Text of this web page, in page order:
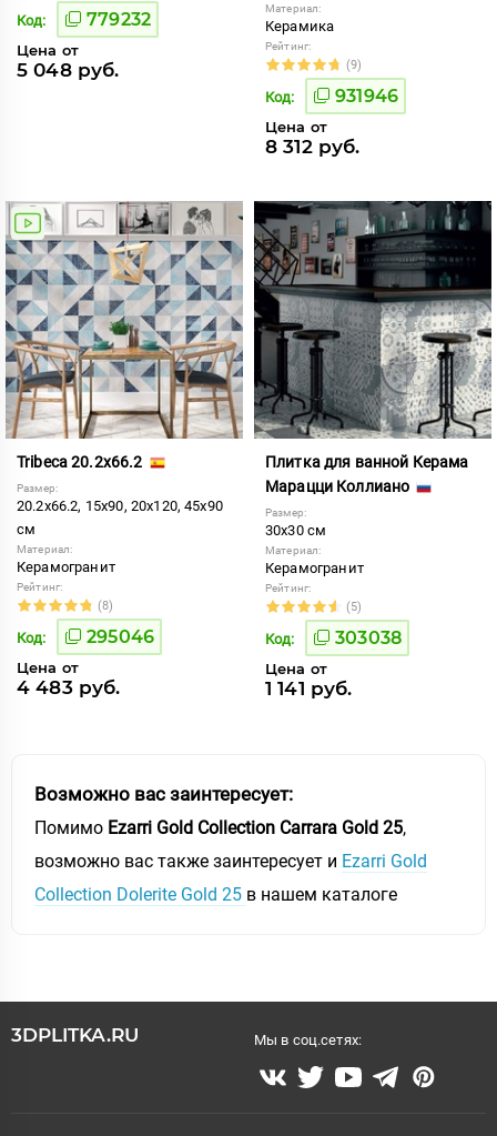
Код: 779232
Цена от
5 048 руб.
Материал:
Керамика
Рейтинг:
(9)
Код: 931946
Цена от
8 312 руб.
Tribeca 20.2x66.2
Размер:
20.2x66.2, 15x90, 20x120, 45x90
см
Материал:
Керамогранит
Рейтинг:
(8)
Код: 295046
Цена от
4 483 руб.
Плитка для ванной Керама
Марацци Коллиано
Размер:
30x30 см
Материал:
Керамогранит
Рейтинг:
(5)
Код: 303038
Цена от
1 141 руб.
Возможно вас заинтересует:
Помимо Ezarri Gold Collection Carrara Gold 25,
возможно вас также заинтересует и Ezarri Gold
Collection Dolerite Gold 25 в нашем каталоге
3DPLITKA.RU Мы в соц.сетях: